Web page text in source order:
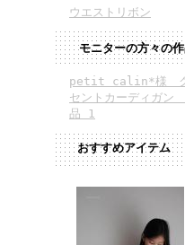
ウエストリボン
モニターの方々の
petit calin*様
セントカーディガン
品 1
おすすめアイテム